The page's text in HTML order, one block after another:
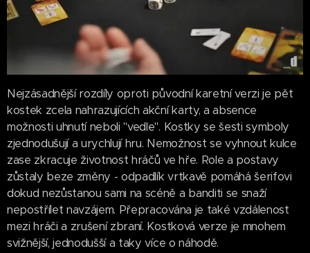
Nejzásadnější rozdíly oproti původní karetní verzi je pět
kostek zcela nahrazujících akční karty, a absence
možnosti uhnutí neboli "vedle". Kostky se šesti symboly
zjednodušují a urychlují hru. Nemožnost se vyhnout kulce
zase zkracuje životnost hráčů ve hře. Role a postavy
zůstaly beze změny - odpadlík vrtkavě pomáhá šerifovi
dokud nezůstanou sami na scéně a banditi se snaží
nepostřílet navzájem. Přepracována je také vzdálenost
mezi hráči a zrušení zbraní. Kostková verze je mnohem
svižnější, jednodušší a taky více o náhodě.